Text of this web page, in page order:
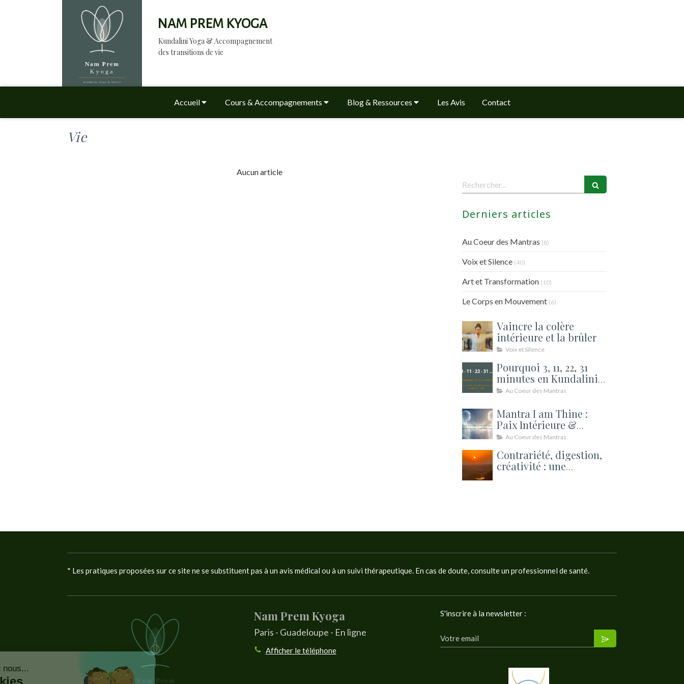
NAM PREM KYOGA
Kundalini Yoga & Accompagnement
des transitions de vie
Accueil Cours & Accompagnements Blog & Ressources Les Avis Contact
Vie
Aucun article
Rechercher
Derniers articles
Au Coeur des Mantras (8)
Voix et Silence (40)
Art et Transformation (10)
Le Corps en Mouvement (6)
Vaincre la colère
intérieure et la brûler
Voix et Silence
Pourquoi 3, 11, 22, 31
minutes en Kundalini
Yoga ? Les durées de
Au Coeur des Mantras
Mantra I am Thine :
Paix Intérieure &
Relations | Kundalini
Au Coeur des Mantras
Contrariété, digestion,
créativité : une
* Les pratiques proposées sur ce site ne se substituent pas à un avis médical ou à un suivi thérapeutique. En cas de doute, consulte un professionnel de santé.
Nam Prem Kyoga
Paris - Guadeloupe - En ligne
Afficher le téléphone
S'inscrire à la newsletter :
Votre email
Continuer sans accepter
Bonjour c'est nous...
Les Cookies